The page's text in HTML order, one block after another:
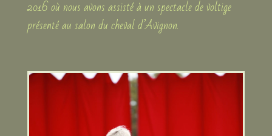
2016 où nous avons assisté à un spectacle de voltige
présenté au salon du cheval d’Avignon.